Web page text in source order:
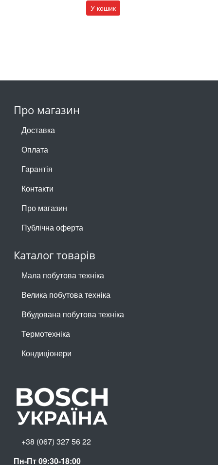
У кошик
Про магазин
Доставка
Оплата
Гарантія
Контакти
Про магазин
Публічна оферта
Каталог товарів
Мала побутова техніка
Велика побутова техніка
Вбудована побутова техніка
Термотехніка
Кондиціонери
+38 (067) 327 56 22
Пн-Пт 09:30-18:00